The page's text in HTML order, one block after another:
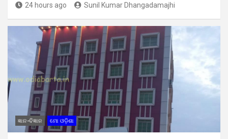
24 hours ago Sunil Kumar Dhangadamajhi
ଜ୍ଞାନ-ବିଜ୍ଞାନ ମୋ ଓଡ଼ିଶା